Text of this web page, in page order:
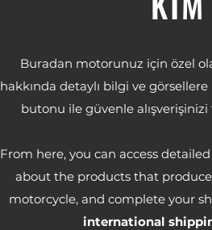
Buradan motorunuz için özel
hakkında detaylı bilgi ve
butonu ile güvenle
From here, you can access
about the products that
motorcycle, and complete your
international